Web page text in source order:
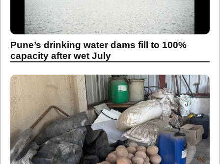
Pune’s drinking water dams fill to 100%
capacity after wet July